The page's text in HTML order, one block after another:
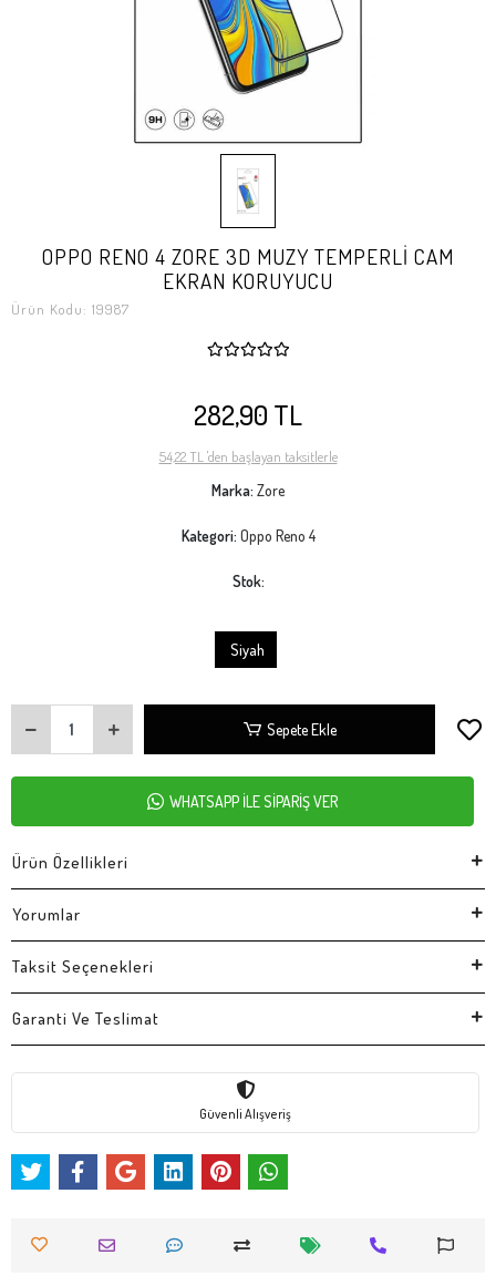
OPPO RENO 4 ZORE 3D MUZY TEMPERLİ CAM
EKRAN KORUYUCU
Ürün Kodu: 19987
282,90 TL
54,22 TL 'den başlayan taksitlerle
Marka: Zore
Kategori: Oppo Reno 4
Stok:
Siyah
Sepete Ekle
WHATSAPP İLE SİPARİŞ VER
Ürün Özellikleri
Yorumlar
Taksit Seçenekleri
Garanti Ve Teslimat
Güvenli Alışveriş